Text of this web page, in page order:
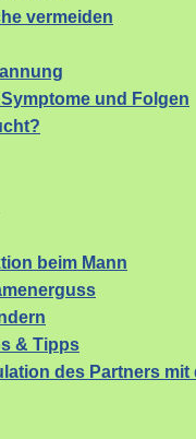
vermeiden
und Folgen
beim Mann
& Tipps
des Partners mit